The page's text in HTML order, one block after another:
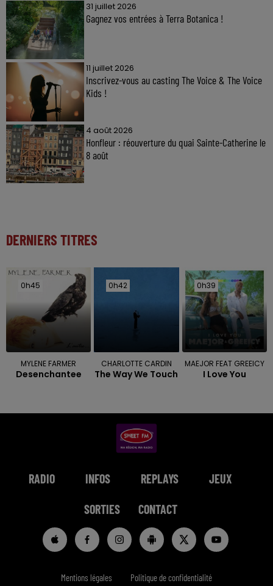
31 juillet 2026
Gagnez vos entrées à Terra Botanica !
11 juillet 2026
Inscrivez-vous au casting The Voice & The Voice
Kids !
4 août 2026
Honfleur : réouverture du quai Sainte-Catherine le
8 août
DERNIERS TITRES
0h45
0h45
MYLENE FARMER
Desenchantee
0h42
0h42
CHARLOTTE CARDIN
The Way We Touch
0h39
0h39
MAEJOR FEAT GREEICY
I Love You
RADIO INFOS REPLAYS JEUX
SORTIES CONTACT
Mentions légales Politique de confidentialité